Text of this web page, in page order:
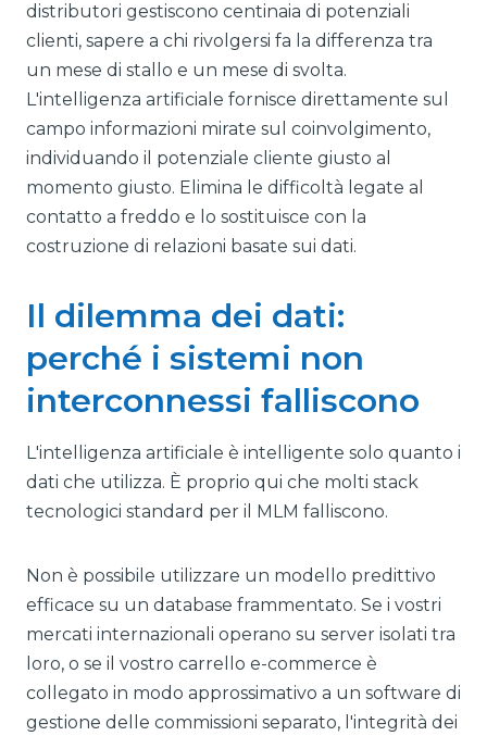
distributori gestiscono centinaia di potenziali
clienti, sapere a chi rivolgersi fa la differenza tra
un mese di stallo e un mese di svolta.
L'intelligenza artificiale fornisce direttamente sul
campo informazioni mirate sul coinvolgimento,
individuando il potenziale cliente giusto al
momento giusto. Elimina le difficoltà legate al
contatto a freddo e lo sostituisce con la
costruzione di relazioni basate sui dati.
Il dilemma dei dati:
perché i sistemi non
interconnessi falliscono
L'intelligenza artificiale è intelligente solo quanto i
dati che utilizza. È proprio qui che molti stack
tecnologici standard per il MLM falliscono.
Non è possibile utilizzare un modello predittivo
efficace su un database frammentato. Se i vostri
mercati internazionali operano su server isolati tra
loro, o se il vostro carrello e-commerce è
collegato in modo approssimativo a un software di
gestione delle commissioni separato, l'integrità dei